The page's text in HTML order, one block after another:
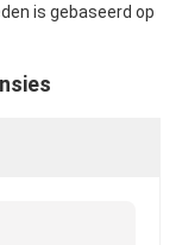
is gebaseerd op